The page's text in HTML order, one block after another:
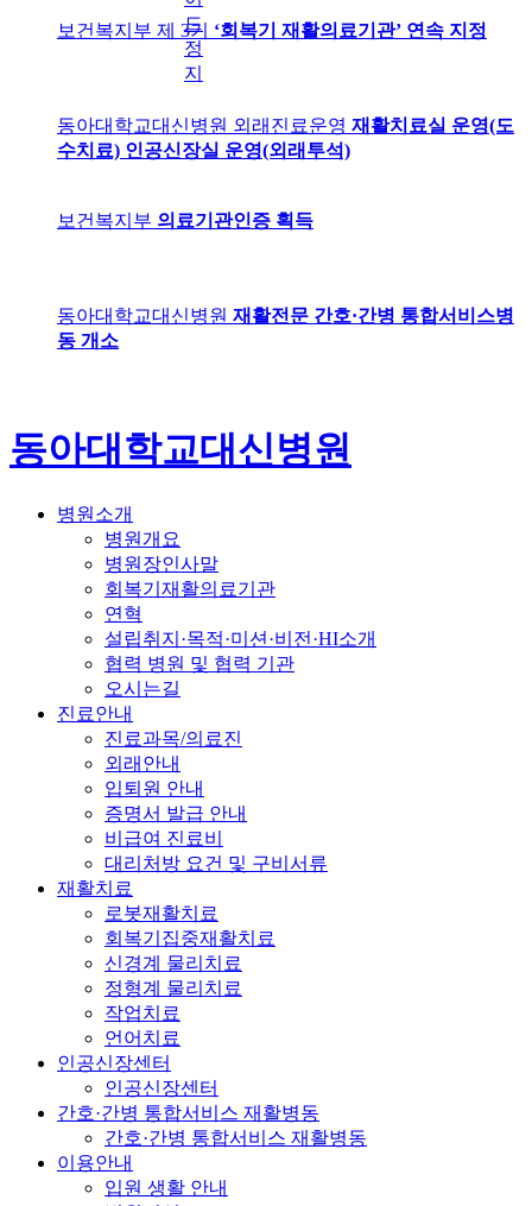
보건복지부 제 3기 ‘회복기 재활의료기관’ 연속 지정
동아대학교대신병원 외래진료운영 재활치료실 운영(도
수치료) 인공신장실 운영(외래투석)
보건복지부 의료기관인증 획득
동아대학교대신병원 재활전문 간호·간병 통합서비스병
동 개소
드
정
지
동아대학교대신병원
병원소개
병원개요
병원장인사말
회복기재활의료기관
연혁
설립취지·목적·미션·비전·HI소개
협력 병원 및 협력 기관
오시는길
진료안내
진료과목/의료진
외래안내
입퇴원 안내
증명서 발급 안내
비급여 진료비
대리처방 요건 및 구비서류
재활치료
로봇재활치료
회복기집중재활치료
신경계 물리치료
정형계 물리치료
작업치료
언어치료
인공신장센터
인공신장센터
간호·간병 통합서비스 재활병동
간호·간병 통합서비스 재활병동
이용안내
입원 생활 안내